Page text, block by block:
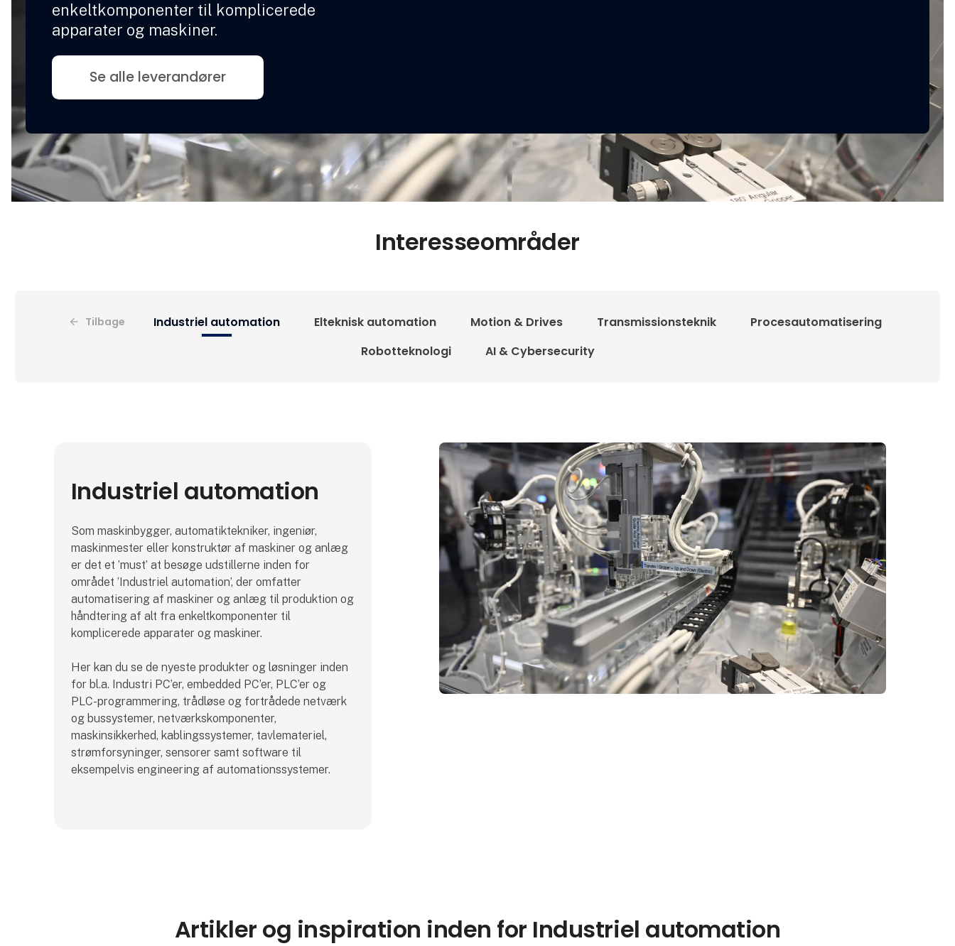
enkeltkomponenter til komplicerede
apparater og maskiner.
Se alle leverandører
Interesseområder
Tilbage Industriel automation Elteknisk automation Motion & Drives Transmissionsteknik
Procesautomatisering
Robotteknologi
AI & Cybersecurity
Industriel automation
Som maskinbygger, automatiktekniker, ingeniør,
maskinmester eller konstruktør af maskiner og anlæg
er det et ’must’ at besøge udstillerne inden for
området ’Industriel automation’, der omfatter
automatisering af maskiner og anlæg til produktion og
håndtering af alt fra enkeltkomponenter til
komplicerede apparater og maskiner.
Her kan du se de nyeste produkter og løsninger inden
for bl.a. Industri PC’er, embedded PC’er, PLC’er og
PLC-programmering, trådløse og fortrådede netværk
og bussystemer, netværkskomponenter,
maskinsikkerhed, kablingssystemer, tavlemateriel,
strømforsyninger, sensorer samt software til
eksempelvis engineering af automationssystemer.
Artikler og inspiration inden for Industriel automation